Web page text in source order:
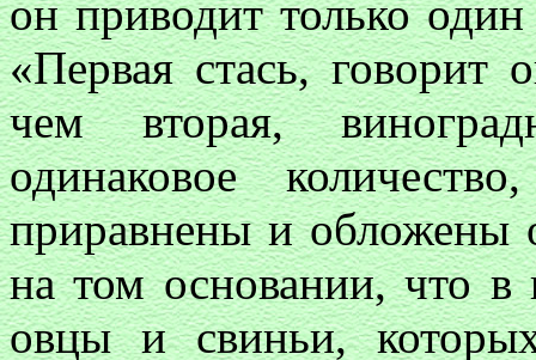
он приводит только
«Первая стась, говорит
чем вторая,
одинаковое
приравнены и обложены
на том основании, что в
овцы и свиньи,